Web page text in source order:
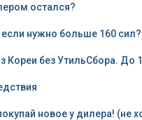
остался?
если нужно больше 160 сил?
Кореи без УтильСбора. До
новое у дилера! (не